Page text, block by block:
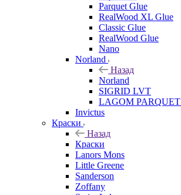
Parquet Glue
RealWood XL Glue
Classic Glue
RealWood Glue
Nano
Norland
Назад
Norland
SIGRID LVT
LAGOM
Invictus
Краски
Назад
Краски
Lanors Mons
Little Greene
Sanderson
Zoffany